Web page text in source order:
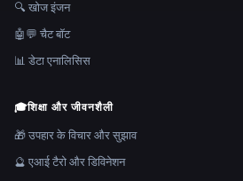
🔍 खोज इंजन
🤖💬 चैट बॉट
📊 डेटा एनालिसिस
🎓शिक्षा और जीवनशैली
🎁 उपहार के विचार और सुझाव
🔮 एआई टैरो और डिविनेशन